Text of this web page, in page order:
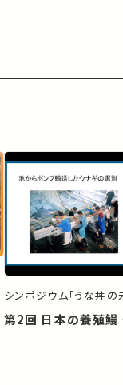
シンポジウム「うな丼の
第2回 日本の養殖